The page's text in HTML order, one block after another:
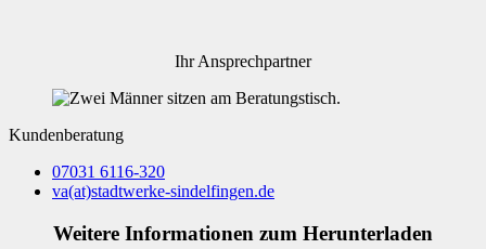
Ihr Ansprechpartner
Kundenberatung
07031 6116-320
va(at)stadtwerke-sindelfingen.de
Weitere Informationen zum Herunterladen